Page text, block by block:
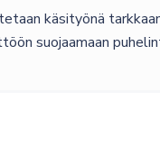
käsityönä
suojaamaan